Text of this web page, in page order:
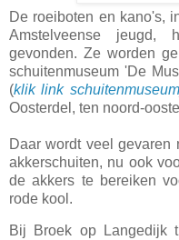
De roeiboten en kano's,
Amstelveense jeugd,
gevonden. Ze worden
schuitenmuseum 'De
(klik link schuitenmuseum
Oosterdel, ten noord-
Daar wordt veel gevaren
akkerschuiten, nu ook
de akkers te bereiken
rode kool.
Bij Broek op Langedijk